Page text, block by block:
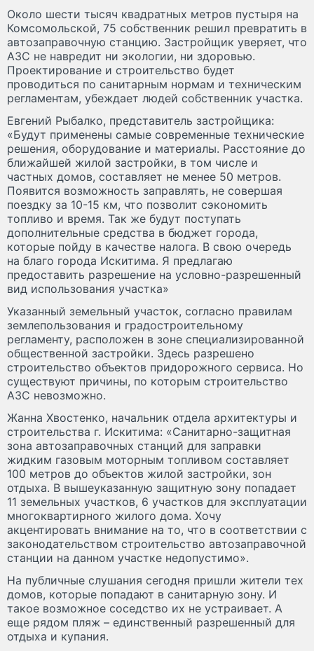
Около шести тысяч квадратных метров пустыря на
Комсомольской, 75 собственник решил превратить в
автозаправочную станцию. Застройщик уверяет, что
АЗС не навредит ни экологии, ни здоровью.
Проектирование и строительство будет
проводиться по санитарным нормам и техническим
регламентам, убеждает людей собственник участка.
Евгений Рыбалко, представитель застройщика:
«Будут применены самые современные технические
решения, оборудование и материалы. Расстояние до
ближайшей жилой застройки, в том числе и
частных домов, составляет не менее 50 метров.
Появится возможность заправлять, не совершая
поездку за 10-15 км, что позволит сэкономить
топливо и время. Так же будут поступать
дополнительные средства в бюджет города,
которые пойду в качестве налога. В свою очередь
на благо города Искитима. Я предлагаю
предоставить разрешение на условно-разрешенный
вид использования участка»
Указанный земельный участок, согласно правилам
землепользования и градостроительному
регламенту, расположен в зоне специализированной
общественной застройки. Здесь разрешено
строительство объектов придорожного сервиса. Но
существуют причины, по которым строительство
АЗС невозможно.
Жанна Хвостенко, начальник отдела архитектуры и
строительства г. Искитима: «Санитарно-защитная
зона автозаправочных станций для заправки
жидким газовым моторным топливом составляет
100 метров до объектов жилой застройки, зон
отдыха. В вышеуказанную защитную зону попадает
11 земельных участков, 6 участков для эксплуатации
многоквартирного жилого дома. Хочу
акцентировать внимание на то, что в соответствии с
законодательством строительство автозаправочной
станции на данном участке недопустимо».
На публичные слушания сегодня пришли жители тех
домов, которые попадают в санитарную зону. И
такое возможное соседство их не устраивает. А
еще рядом пляж – единственный разрешенный для
отдыха и купания.